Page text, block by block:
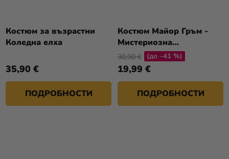
Костюм за възрастни
Коледна елха
35,90 €
ПОДРОБНОСТИ
Костюм Майор Гръм -
Мистериозна
медицинска сестра
19,99 €
30,90 € (до –41 %)
ПОДРОБНОСТИ